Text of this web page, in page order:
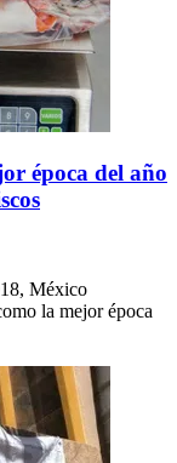
época del año
México
la mejor época